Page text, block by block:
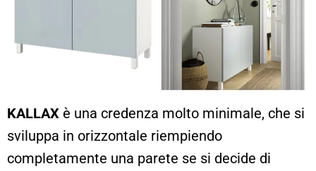
KALLAX è una credenza molto minimale, che si
sviluppa in orizzontale riempiendo
completamente una parete se si decide di